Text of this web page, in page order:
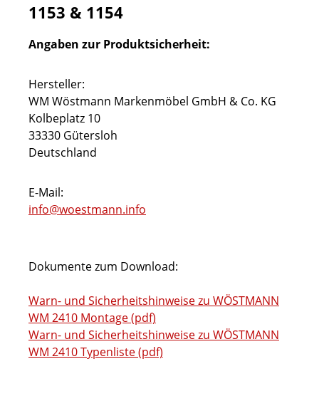
1153 & 1154
Angaben zur Produktsicherheit:
Hersteller:
WM Wöstmann Markenmöbel GmbH & Co. KG
Kolbeplatz 10
33330 Gütersloh
Deutschland
E-Mail:
info@woestmann.info
Dokumente zum Download:
Warn- und Sicherheitshinweise zu WÖSTMANN
WM 2410 Montage (pdf)
Warn- und Sicherheitshinweise zu WÖSTMANN
WM 2410 Typenliste (pdf)